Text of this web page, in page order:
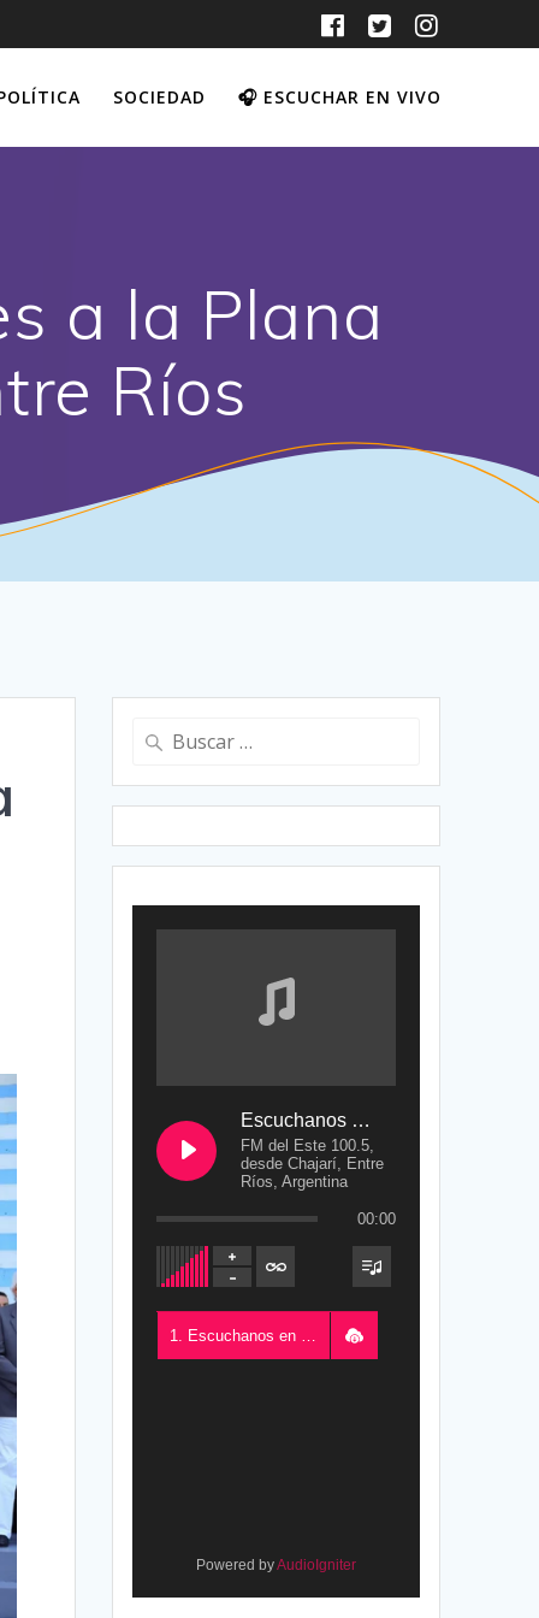
SOCIEDAD 🎧 ESCUCHAR EN VIVO
a la Plana
Ríos
Buscar:
Escuchanos en Vivo
FM del Este 100.5,
desde Chajarí, Entre
Ríos, Argentina
00:00
1. Escuchanos en Vivo - FM del Este 100.5, desde Chajarí, Entre Ríos, Argentina
Powered byAudioIgniter